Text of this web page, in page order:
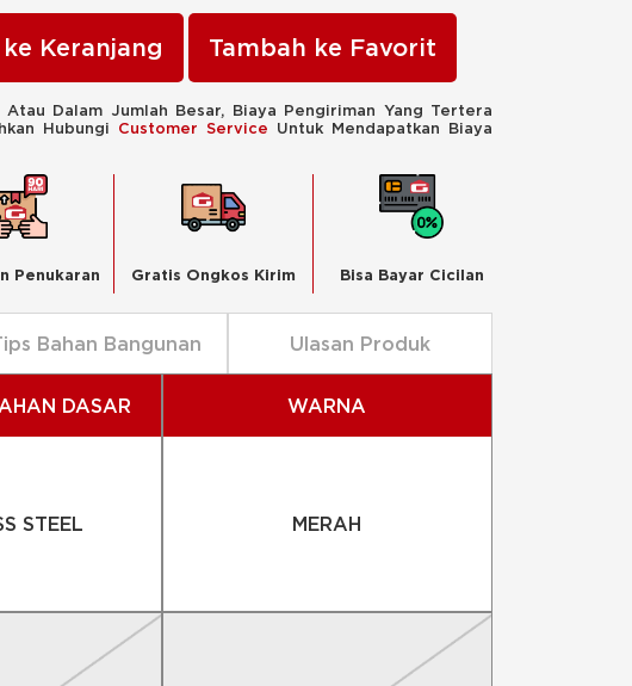
Keranjang Tambah ke Favorit
Dalam Jumlah Besar, Biaya Pengiriman Yang Tertera
Hubungi Customer Service Untuk Mendapatkan Biaya
Penukaran Gratis Ongkos Kirim Bisa Bayar Cicilan
Bahan Bangunan Ulasan Produk
DASAR
STEEL
WARNA
MERAH